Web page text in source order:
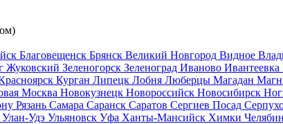
Благовещенск Брянск Великий Новгород Видное
Жуковский Зеленогорск Зеленоград Иваново Ивантеевка
Курган Липецк Лобня Люберцы Магадан
Москва Новокузнецк Новороссийск Новосибирск
Рязань Самара Саранск Саратов Сергиев Посад
Улан-Удэ Ульяновск Уфа Ханты-Мансийск Химки